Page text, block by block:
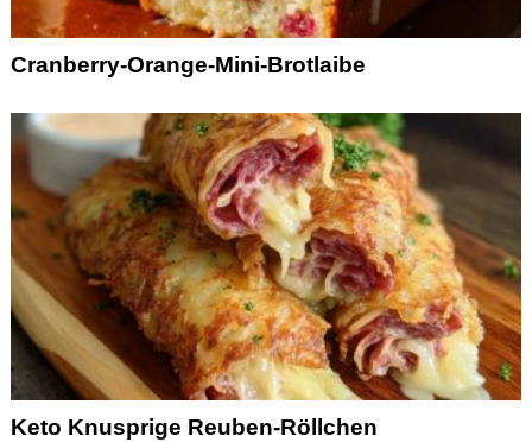
Cranberry-Orange-Mini-Brotlaibe
Keto Knusprige Reuben-Röllchen